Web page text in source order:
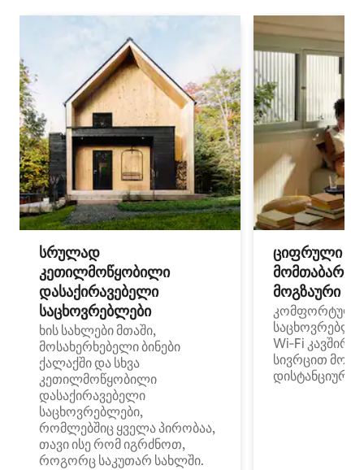
სრულად
კეთილმოწყობილი
დასაქირავებელი
საცხოვრებლები
ხის სახლები მთაში,
მოსახერხებელი ბინები
ქალაქში და სხვა
კეთილმოწყობილი
დასაქირავებელი
საცხოვრებლები,
რომლებშიც ყველა პირობაა,
თავი ისე რომ იგრძნოთ,
როგორც საკუთარ სახლში.
ციფრული
მოგზაური
კომფორტული
Wi‑Fi
სივრცით
დისტანციური